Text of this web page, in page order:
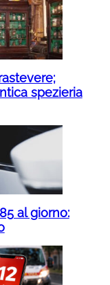
spezieria
al giorno: